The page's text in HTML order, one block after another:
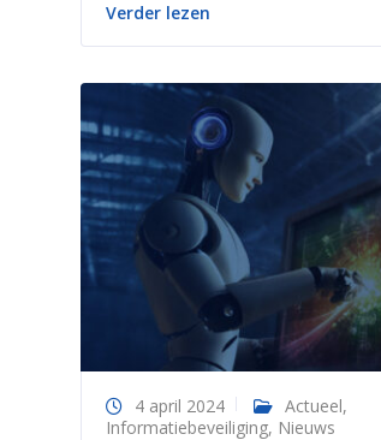
Verder lezen
4 april 2024 Actueel,
Informatiebeveiliging, Nieuws